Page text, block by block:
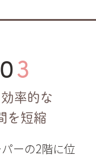
03
率的な
を短縮
ーの2階に位